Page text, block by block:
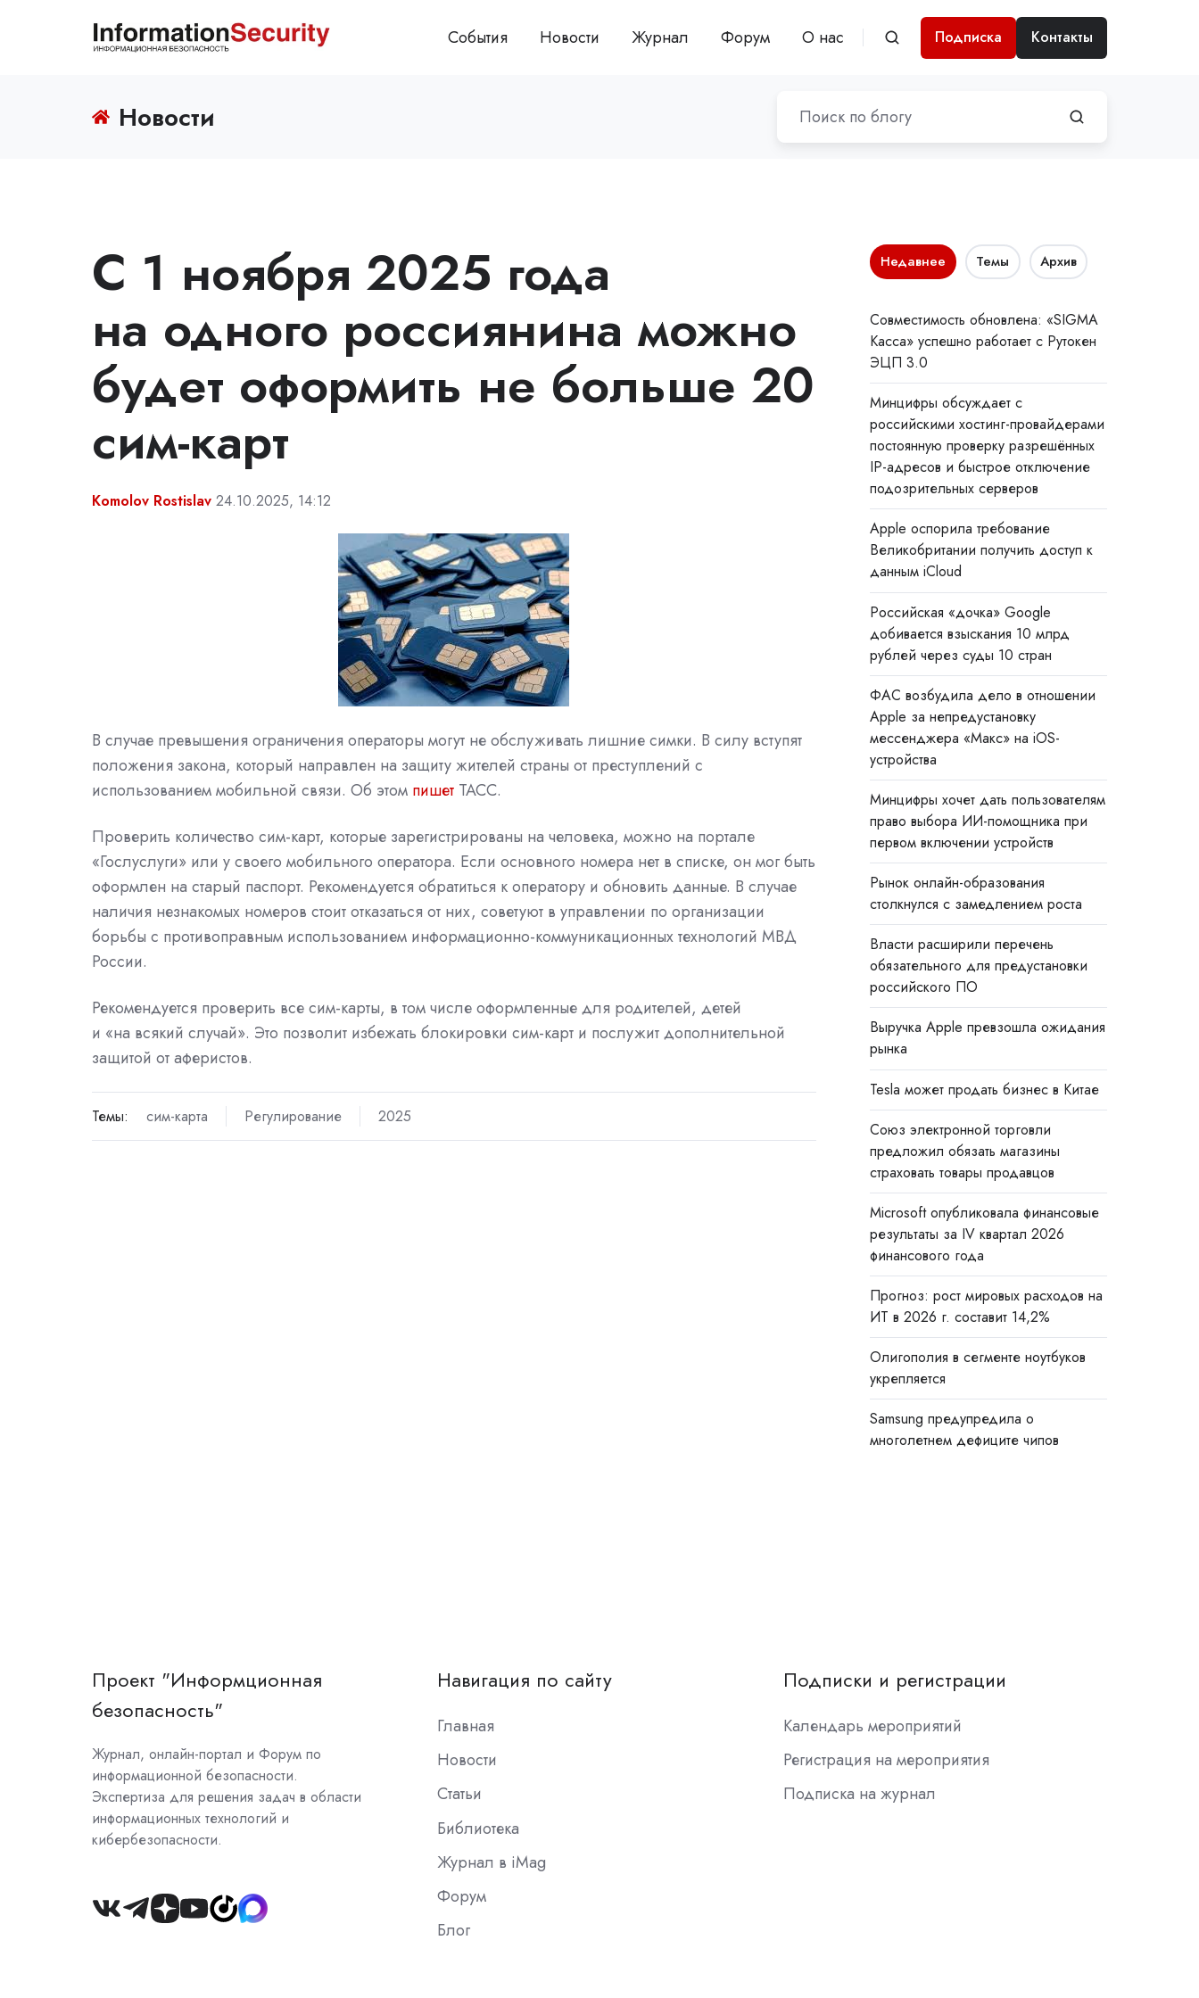
События Новости Журнал Форум О нас Подписка Контакты
Новости
С 1 ноября 2025 года
на одного россиянина можно
будет оформить не больше 20
сим-карт
Komolov Rostislav 24.10.2025, 14:12
В случае превышения ограничения операторы могут не обслуживать лишние симки. В силу вступят
положения закона, который направлен на защиту жителей страны от преступлений с
использованием мобильной связи. Об этом пишет ТАСС.
Проверить количество сим-карт, которые зарегистрированы на человека, можно на портале
«Гослуслуги» или у своего мобильного оператора. Если основного номера нет в списке, он мог быть
оформлен на старый паспорт. Рекомендуется обратиться к оператору и обновить данные. В случае
наличия незнакомых номеров стоит отказаться от них, советуют в управлении по организации
борьбы с противоправным использованием информационно-коммуникационных технологий МВД
России.
Рекомендуется проверить все сим-карты, в том числе оформленные для родителей, детей
и «на всякий случай». Это позволит избежать блокировки сим-карт и послужит дополнительной
защитой от аферистов.
Темы: сим-карта Регулирование 2025
Недавнее Темы Архив
Совместимость обновлена: «SIGMA
Касса» успешно работает с Рутокен
ЭЦП 3.0
Минцифры обсуждает с
российскими хостинг-провайдерами
постоянную проверку разрешённых
IP-адресов и быстрое отключение
подозрительных серверов
Apple оспорила требование
Великобритании получить доступ к
данным iCloud
Российская «дочка» Google
добивается взыскания 10 млрд
рублей через суды 10 стран
ФАС возбудила дело в отношении
Apple за непредустановку
мессенджера «Макс» на iOS-
устройства
Минцифры хочет дать пользователям
право выбора ИИ-помощника при
первом включении устройств
Рынок онлайн-образования
столкнулся с замедлением роста
Власти расширили перечень
обязательного для предустановки
российского ПО
Выручка Apple превзошла ожидания
рынка
Tesla может продать бизнес в Китае
Союз электронной торговли
предложил обязать магазины
страховать товары продавцов
Microsoft опубликовала финансовые
результаты за IV квартал 2026
финансового года
Прогноз: рост мировых расходов на
ИТ в 2026 г. составит 14,2%
Олигополия в сегменте ноутбуков
укрепляется
Samsung предупредила о
многолетнем дефиците чипов
Проект "Информционная
безопасность"
Журнал, онлайн-портал и Форум по
информационной безопасности.
Экспертиза для решения задач в области
информационных технологий и
кибербезопасности.
Join
Навигация по сайту
Главная
Новости
Статьи
Библиотека
Журнал в iMag
Форум
Блог
Подписки и регистрации
Календарь мероприятий
Регистрация на мероприятия
Подписка на журнал